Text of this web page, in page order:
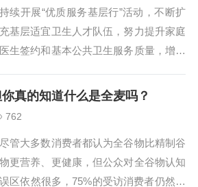
持续开展“优质服务基层行”活动，不断扩
充基层适宜卫生人才队伍，努力提升家庭
医生签约和基本公共卫生服务质量，增强
真的知道什么是全麦吗？
762
尽管大多数消费者都认为全谷物比精制谷
物更营养、更健康，但公众对全谷物认知
误区依然很多，75%的受访消费者仍然不